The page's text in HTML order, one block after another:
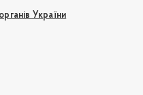
України